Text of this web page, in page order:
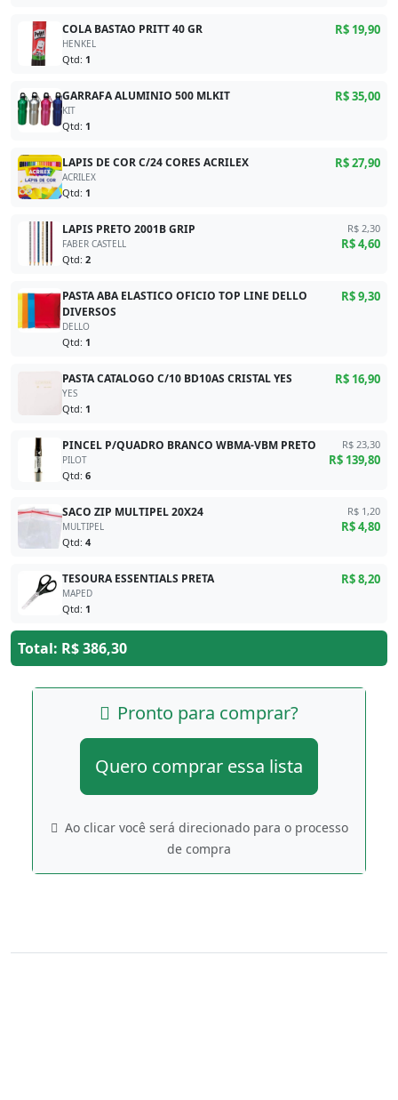
COLA BASTAO PRITT 40 GR
HENKEL
Qtd: 1
R$ 19,90
GARRAFA ALUMINIO 500 MLKIT
KIT
Qtd: 1
R$ 35,00
LAPIS DE COR C/24 CORES ACRILEX
ACRILEX
Qtd: 1
R$ 27,90
LAPIS PRETO 2001B GRIP
FABER CASTELL
Qtd: 2
R$ 2,30
R$ 4,60
PASTA ABA ELASTICO OFICIO TOP LINE DELLO
DIVERSOS
DELLO
Qtd: 1
R$ 9,30
PASTA CATALOGO C/10 BD10AS CRISTAL YES
YES
Qtd: 1
R$ 16,90
PINCEL P/QUADRO BRANCO WBMA-VBM PRETO
PILOT
Qtd: 6
R$ 23,30
R$ 139,80
SACO ZIP MULTIPEL 20X24
MULTIPEL
Qtd: 4
R$ 1,20
R$ 4,80
TESOURA ESSENTIALS PRETA
MAPED
Qtd: 1
R$ 8,20
Total: R$ 386,30
Pronto para comprar?
Quero comprar essa lista
Ao clicar você será direcionado para o processo
de compra